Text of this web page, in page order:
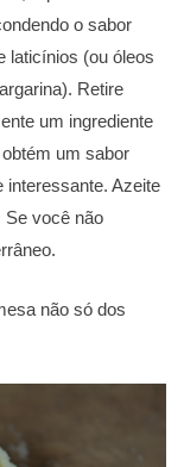
o sabor
laticínios (ou óleos
Retire
um ingrediente
um sabor
interessante. Azeite
Se você não
não só dos